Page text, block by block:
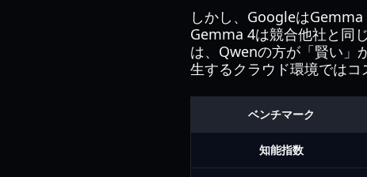
しかし、GoogleはGemma
Gemma 4は競合他社と同
は、Qwenの方が「賢い」
生するクラウド環境ではコ
ベンチマーク
知能指数